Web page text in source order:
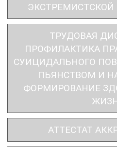
ТРУДОВАЯ
ПРОФИЛАКТИКА
СУИЦИДАЛЬНОГО
ПЬЯНСТВОМ И
ФОРМИРОВАНИЕ
АТТЕСТАТ